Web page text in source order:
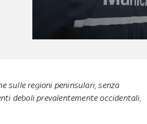
sulle regioni peninsulari, senza
deboli prevalentemente occidentali,